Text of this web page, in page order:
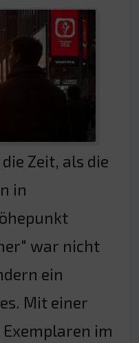
Zeit, als die
in
war nicht
ein
Mit einer
im